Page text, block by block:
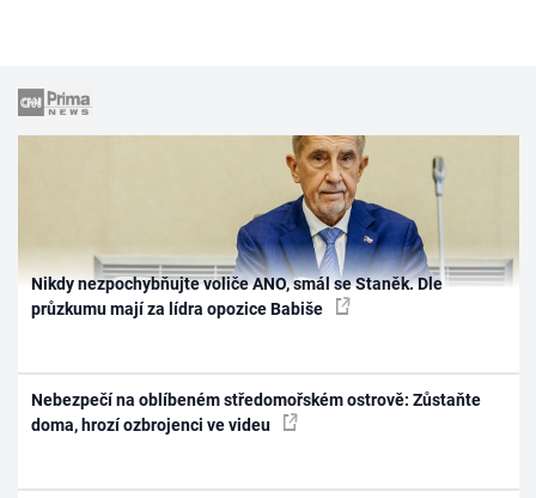
Nikdy nezpochybňujte voliče ANO, smál se Staněk. Dle
průzkumu mají za lídra opozice Babiše
Nebezpečí na oblíbeném středomořském ostrově: Zůstaňte
doma, hrozí ozbrojenci ve videu